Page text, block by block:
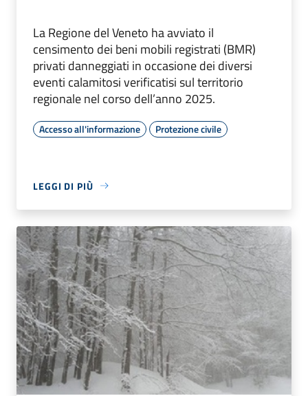
La Regione del Veneto ha avviato il
censimento dei beni mobili registrati (BMR)
privati danneggiati in occasione dei diversi
eventi calamitosi verificatisi sul territorio
regionale nel corso dell’anno 2025.
Accesso all'informazione Protezione civile
LEGGI DI PIÙ